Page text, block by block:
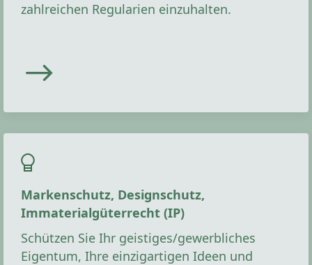
zahlreichen Regularien einzuhalten.
Markenschutz, Designschutz,
Immaterialgüterrecht (IP)
Schützen Sie Ihr geistiges/gewerbliches
Eigentum, Ihre einzigartigen Ideen und